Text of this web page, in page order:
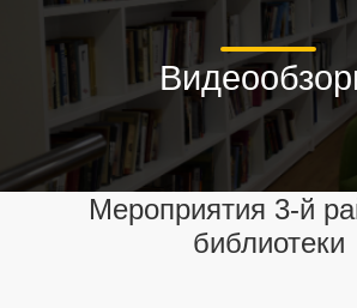
Мероприятия 3-й
библиотеки